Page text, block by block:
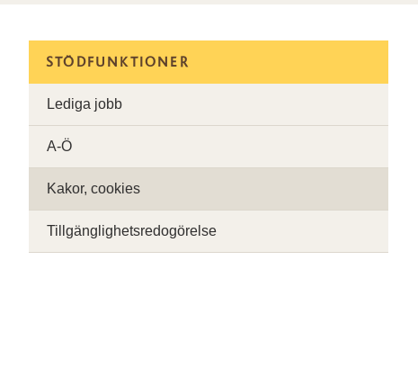
STÖDFUNKTIONER
Lediga jobb
A-Ö
Kakor, cookies
Tillgänglighetsredogörelse